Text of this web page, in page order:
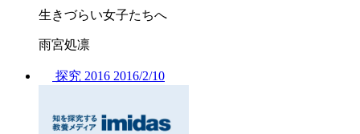
生きづらい女子たちへ
雨宮処凛
探究 2016 2016/2/10